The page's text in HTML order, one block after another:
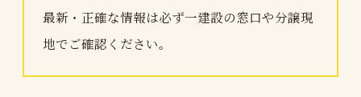
最新・正確な情報は必ず一建設の窓口や分譲現
地でご確認ください。